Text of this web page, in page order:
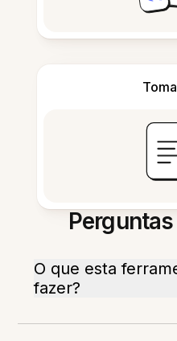
O que esta
fazer?